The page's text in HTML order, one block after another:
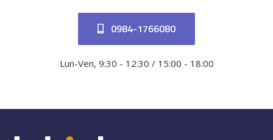
0984-1766080
Lun-Ven, 9:30 - 12:30 / 15:00 - 18:00